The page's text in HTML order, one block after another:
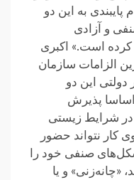
به این دو
و آزادی
کرده است.» اکبری
الزامات سازمان
دولتی این دو
اساسا پذیرش
در شرایط زیستی
کار نتواند حضور
صنفی خود را
«چانه‌زنی» و یا